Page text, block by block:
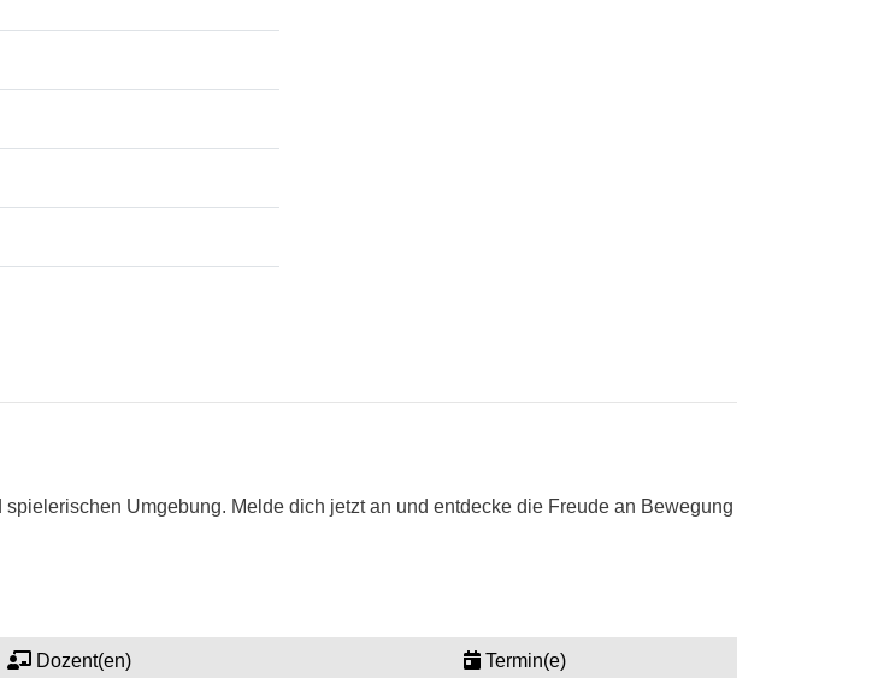
Umgebung. Melde dich jetzt an und entdecke die Freude an Bewegung
Dozent(en) Termin(e)